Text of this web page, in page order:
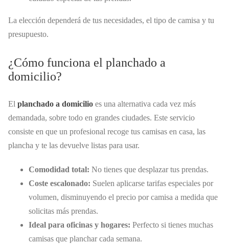
La elección dependerá de tus necesidades, el tipo de camisa y tu
presupuesto.
¿Cómo funciona el planchado a
domicilio?
El planchado a domicilio es una alternativa cada vez más
demandada, sobre todo en grandes ciudades. Este servicio
consiste en que un profesional recoge tus camisas en casa, las
plancha y te las devuelve listas para usar.
Comodidad total: No tienes que desplazar tus prendas.
Coste escalonado: Suelen aplicarse tarifas especiales por
volumen, disminuyendo el precio por camisa a medida que
solicitas más prendas.
Ideal para oficinas y hogares: Perfecto si tienes muchas
camisas que planchar cada semana.